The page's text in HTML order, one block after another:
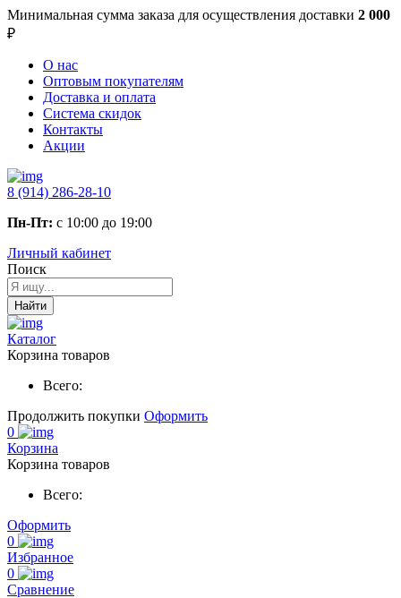
Минимальная сумма заказа для осуществления доставки 2 000
₽
О нас
Оптовым покупателям
Доставка и оплата
Система скидок
Контакты
Акции
8 (914) 286-28-10
Пн-Пт: с 10:00 до 19:00
Личный кабинет
Поиск
Найти
Каталог
Корзина товаров
Всего:
Продолжить покупки Оформить
0
Корзина
Корзина товаров
Всего:
Оформить
0
Избранное
0
Сравнение